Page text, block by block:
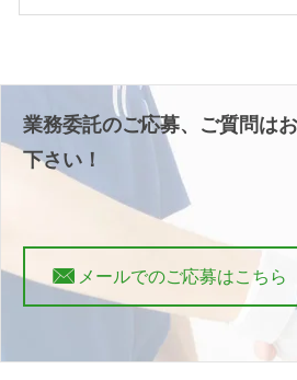
業務委託のご応募、ご質問は
下さい！
メールでのご応募はこちら